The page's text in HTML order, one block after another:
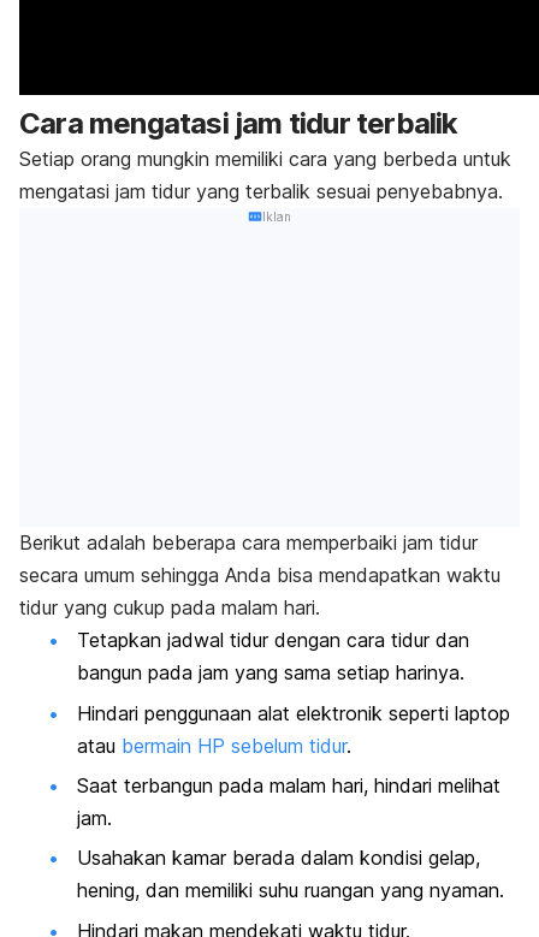
Cara mengatasi jam tidur terbalik
Setiap orang mungkin memiliki cara yang berbeda untuk
mengatasi jam tidur yang terbalik sesuai penyebabnya.
Iklan
Berikut adalah beberapa cara memperbaiki jam tidur
secara umum sehingga Anda bisa mendapatkan waktu
tidur yang cukup pada malam hari.
Tetapkan jadwal tidur dengan cara tidur dan
bangun pada jam yang sama setiap harinya.
Hindari penggunaan alat elektronik seperti laptop
atau bermain HP sebelum tidur.
Saat terbangun pada malam hari, hindari melihat
jam.
Usahakan kamar berada dalam kondisi gelap,
hening, dan memiliki suhu ruangan yang nyaman.
Hindari makan mendekati waktu tidur.